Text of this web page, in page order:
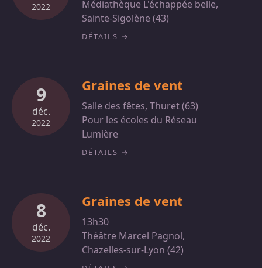
2022
Médiathèque L'échappée belle,
Sainte-Sigolène (43)
DÉTAILS
9
déc.
2022
Graines de vent
Salle des fêtes, Thuret (63)
Pour les écoles du Réseau
Lumière
DÉTAILS
8
déc.
2022
Graines de vent
13h30
Théâtre Marcel Pagnol,
Chazelles-sur-Lyon (42)